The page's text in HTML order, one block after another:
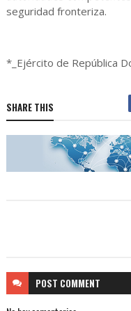
seguridad fronteriza.
*_Ejército de República
SHARE THIS
POST COMMENT